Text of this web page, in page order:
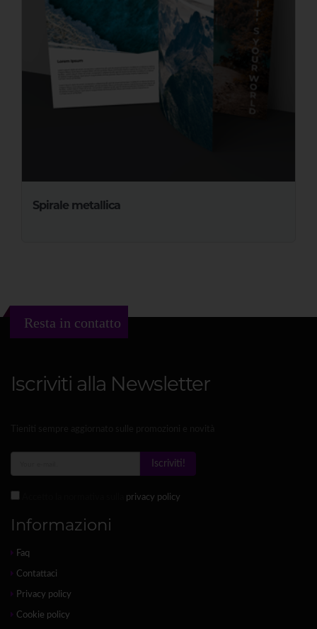
Spirale metallica
Resta in contatto
Iscriviti alla Newsletter
Iscriviti!
privacy policy
Informazioni
Faq
Contattaci
Privacy policy
Cookie policy